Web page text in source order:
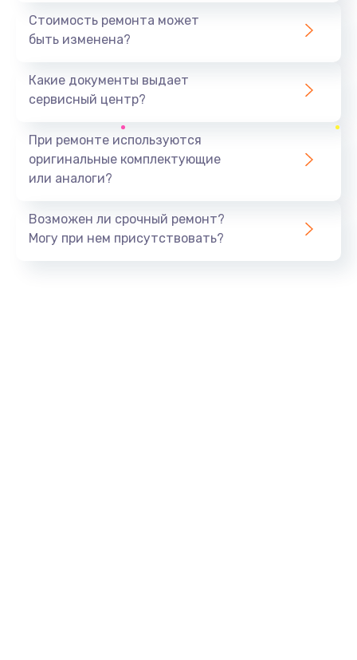
1600 руб.
Замена USB порта
Замена материнской платы
Заказать
Стоимость ремонта может
быть изменена?
Какие документы выдает
сервисный центр?
При ремонте используются
оригинальные комплектующие
или аналоги?
Возможен ли срочный ремонт?
Могу при нем присутствовать?